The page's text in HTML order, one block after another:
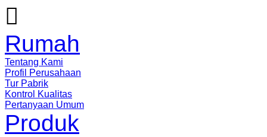

Rumah
Tentang Kami
Profil Perusahaan
Tur Pabrik
Kontrol Kualitas
Pertanyaan Umum
Produk